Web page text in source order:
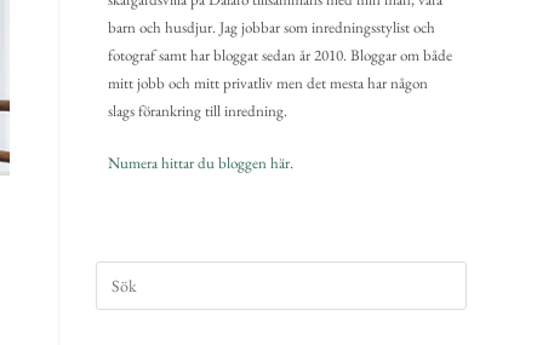
barn och husdjur. Jag jobbar som inredningsstylist och
fotograf samt har bloggat sedan år 2010. Bloggar om både
mitt jobb och mitt privatliv men det mesta har någon
slags förankring till inredning.
Numera hittar du bloggen här.